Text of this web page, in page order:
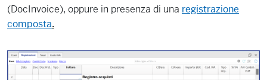
(DocInvoice), oppure in presenza di una registrazione
composta.